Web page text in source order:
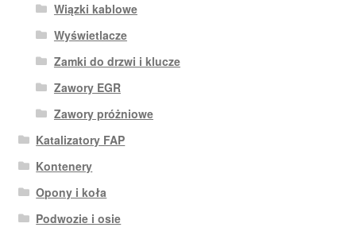
Wiązki kablowe
Wyświetlacze
Zamki do drzwi i klucze
Zawory EGR
Zawory próżniowe
Katalizatory FAP
Kontenery
Opony i koła
Podwozie i osie